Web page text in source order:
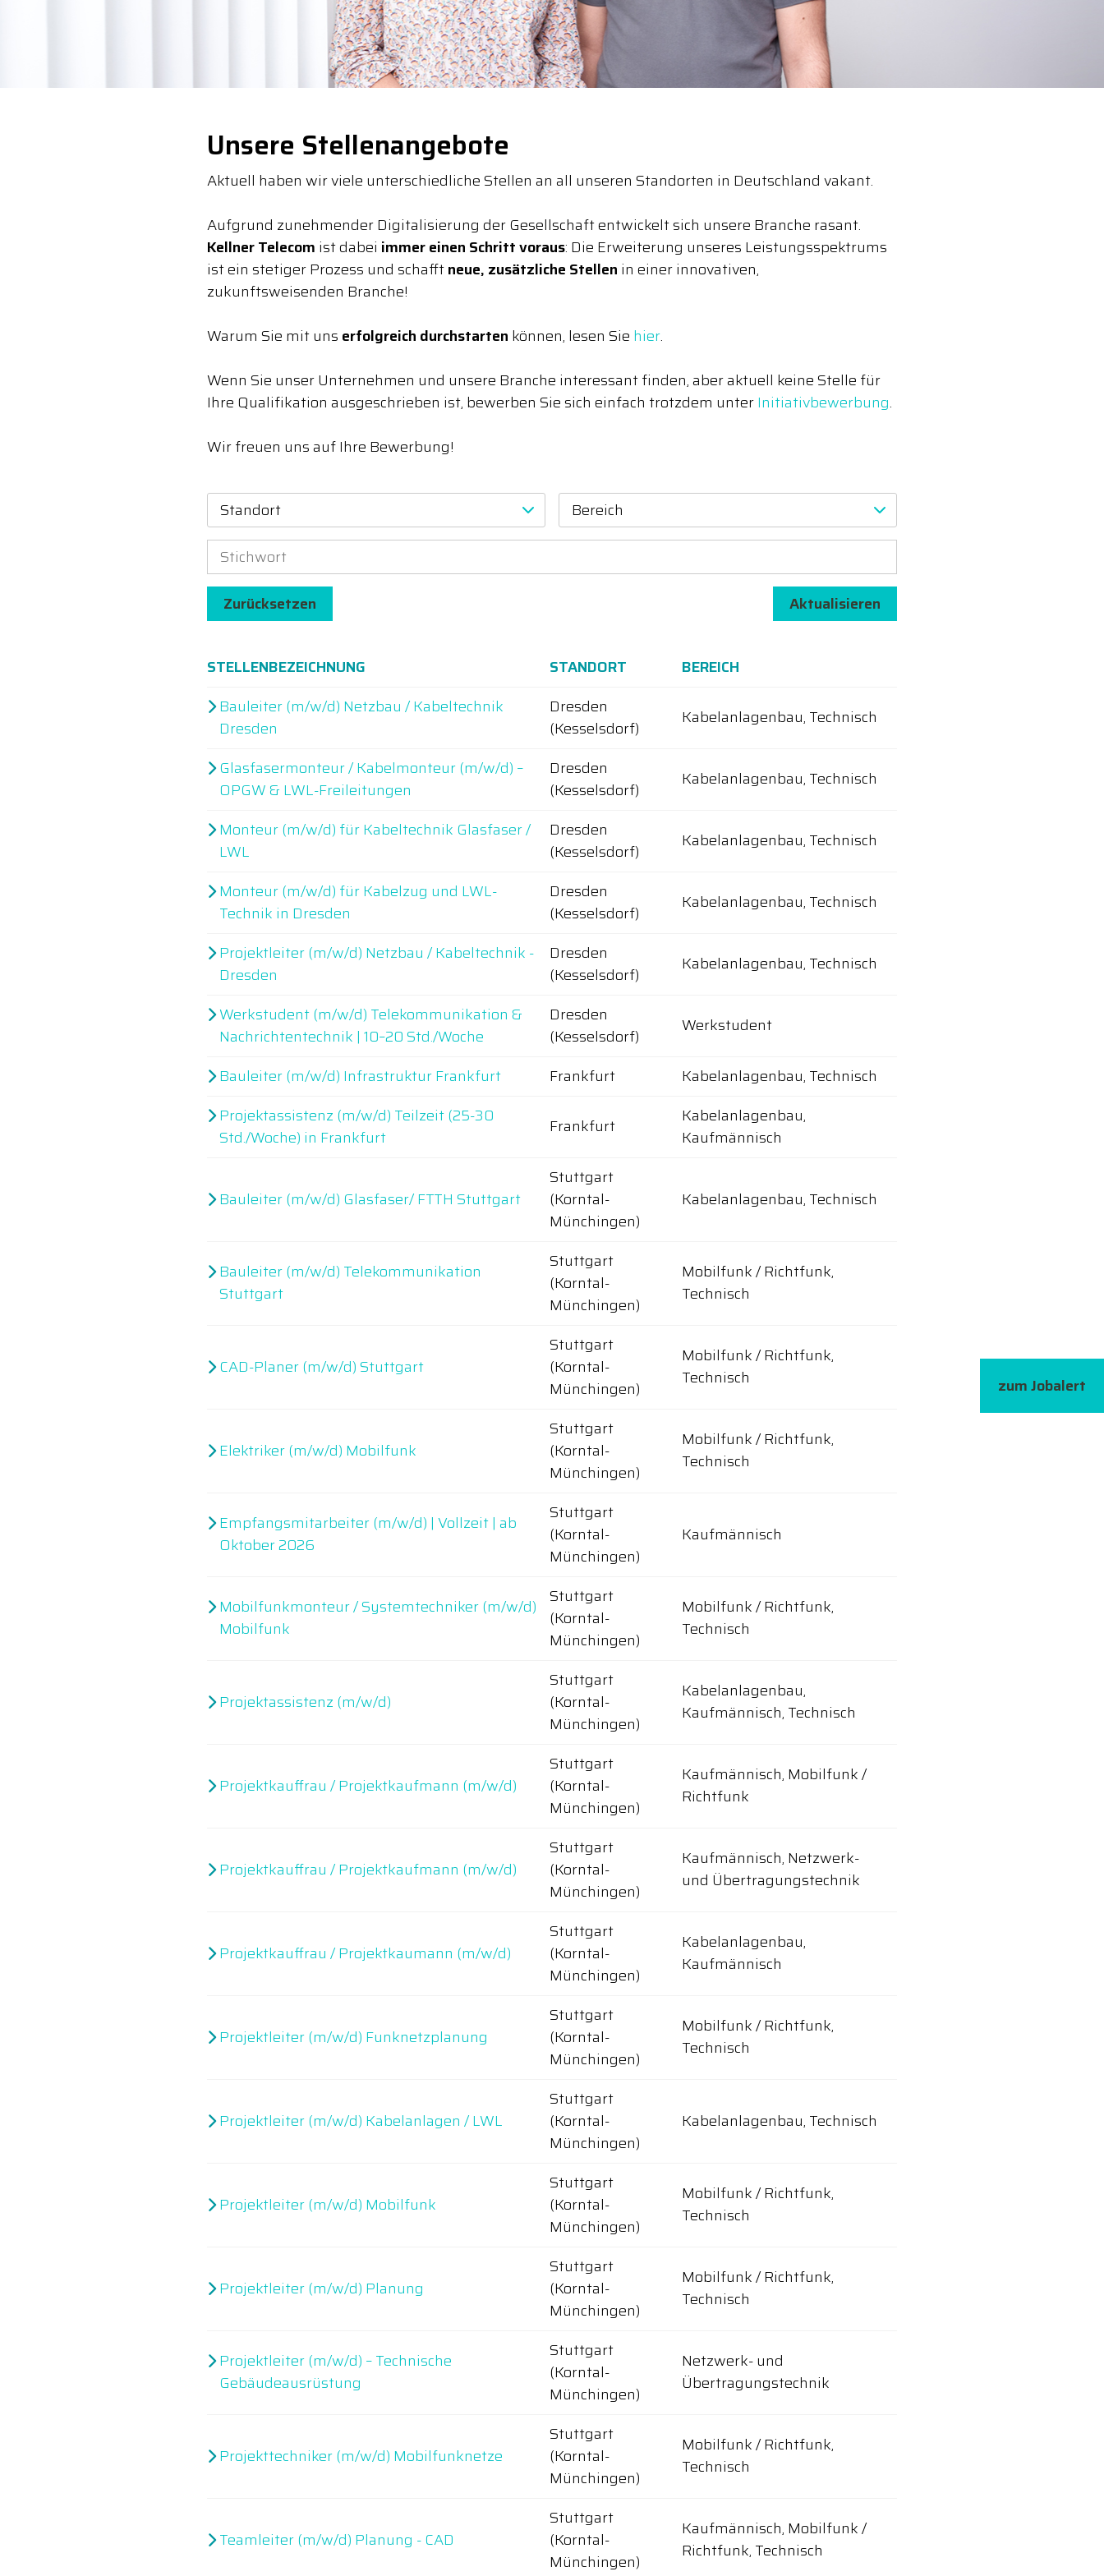
Unsere Stellenangebote
Aktuell haben wir viele unterschiedliche Stellen an all unseren Standorten in Deutschland vakant.
Aufgrund zunehmender Digitalisierung der Gesellschaft entwickelt sich unsere Branche rasant.
Kellner Telecom ist dabei immer einen Schritt voraus: Die Erweiterung unseres Leistungsspektrums
ist ein stetiger Prozess und schafftneue, zusätzliche Stellen in einer innovativen,
zukunftsweisenden Branche!
Warum Sie mit uns erfolgreich durchstarten können, lesen Sie hier.
Wenn Sie unser Unternehmen und unsere Branche interessant finden, aber aktuell keine Stelle für
Ihre Qualifikation ausgeschrieben ist, bewerben Sie sich einfach trotzdem unterInitiativbewerbung.
Wir freuen uns auf Ihre Bewerbung!
Standort Bereich
Zurücksetzen Aktualisieren
STELLENBEZEICHNUNG STANDORT
BEREICH
Bauleiter (m/w/d) Netzbau / Kabeltechnik
Dresden
Dresden
(Kesselsdorf)
Kabelanlagenbau, Technisch
Glasfasermonteur / Kabelmonteur (m/w/d) –
OPGW & LWL-Freileitungen
Dresden
(Kesselsdorf)
Kabelanlagenbau, Technisch
Monteur (m/w/d) für Kabeltechnik Glasfaser /
LWL
Dresden
(Kesselsdorf)
Kabelanlagenbau, Technisch
Monteur (m/w/d) für Kabelzug und LWL-
Technik in Dresden
Dresden
(Kesselsdorf)
Kabelanlagenbau, Technisch
Projektleiter (m/w/d) Netzbau / Kabeltechnik -
Dresden
Dresden
(Kesselsdorf)
Kabelanlagenbau, Technisch
Werkstudent (m/w/d) Telekommunikation &
Nachrichtentechnik | 10–20 Std./Woche
Dresden
(Kesselsdorf)
Werkstudent
Bauleiter (m/w/d) Infrastruktur Frankfurt Frankfurt
Kabelanlagenbau, Technisch
Projektassistenz (m/w/d) Teilzeit (25-30
Std./Woche) in Frankfurt
Frankfurt
Kabelanlagenbau,
Kaufmännisch
Bauleiter (m/w/d) Glasfaser/ FTTH Stuttgart
Stuttgart
(Korntal-
Münchingen)
Kabelanlagenbau, Technisch
Bauleiter (m/w/d) Telekommunikation
Stuttgart
Stuttgart
(Korntal-
Münchingen)
Mobilfunk / Richtfunk,
Technisch
CAD-Planer (m/w/d) Stuttgart
Stuttgart
(Korntal-
Münchingen)
Mobilfunk / Richtfunk,
Technisch
Elektriker (m/w/d) Mobilfunk
Stuttgart
(Korntal-
Münchingen)
Mobilfunk / Richtfunk,
Technisch
Empfangsmitarbeiter (m/w/d) | Vollzeit | ab
Oktober 2026
Stuttgart
(Korntal-
Münchingen)
Kaufmännisch
Mobilfunkmonteur / Systemtechniker (m/w/d)
Mobilfunk
Stuttgart
(Korntal-
Münchingen)
Mobilfunk / Richtfunk,
Technisch
Projektassistenz (m/w/d)
Stuttgart
(Korntal-
Münchingen)
Kabelanlagenbau,
Kaufmännisch, Technisch
Projektkauffrau / Projektkaufmann (m/w/d)
Stuttgart
(Korntal-
Münchingen)
Kaufmännisch, Mobilfunk /
Richtfunk
Projektkauffrau / Projektkaufmann (m/w/d)
Stuttgart
(Korntal-
Münchingen)
Kaufmännisch, Netzwerk-
und Übertragungstechnik
Projektkauffrau / Projektkaumann (m/w/d)
Stuttgart
(Korntal-
Münchingen)
Kabelanlagenbau,
Kaufmännisch
Projektleiter (m/w/d) Funknetzplanung
Stuttgart
(Korntal-
Münchingen)
Mobilfunk / Richtfunk,
Technisch
Projektleiter (m/w/d) Kabelanlagen / LWL
Stuttgart
(Korntal-
Münchingen)
Kabelanlagenbau, Technisch
Projektleiter (m/w/d) Mobilfunk
Stuttgart
(Korntal-
Münchingen)
Mobilfunk / Richtfunk,
Technisch
Projektleiter (m/w/d) Planung
Stuttgart
(Korntal-
Münchingen)
Mobilfunk / Richtfunk,
Technisch
Projektleiter (m/w/d) – Technische
Gebäudeausrüstung
Stuttgart
(Korntal-
Münchingen)
Netzwerk- und
Übertragungstechnik
Projekttechniker (m/w/d) Mobilfunknetze
Stuttgart
(Korntal-
Münchingen)
Mobilfunk / Richtfunk,
Technisch
Teamleiter (m/w/d) Planung - CAD
Stuttgart
(Korntal-
Münchingen)
Kaufmännisch, Mobilfunk /
Richtfunk, Technisch
zum Jobalert